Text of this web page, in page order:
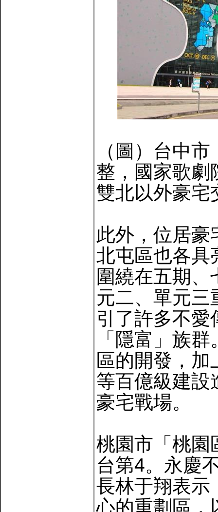
（圖）台中
整，國家歌劇
雙北以外豪宅
此外，位居豪
北屯區也各具
圍繞在五期
元二、單元三
引了許多不愛
「隱富」族
區的開發，
等百億級建設
豪宅戰場。
桃園市「桃園
台第4。永慶
長林于翔表示
心的重劃區，